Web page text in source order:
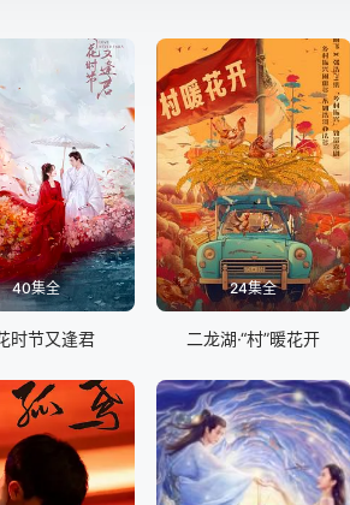
40集全
时节又逢君
24集全
二龙湖·“村”暖花开